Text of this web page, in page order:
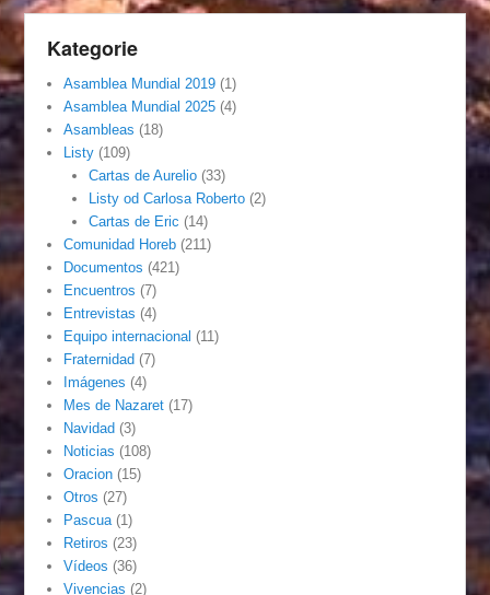
Kategorie
Asamblea Mundial 2019 (1)
Asamblea Mundial 2025 (4)
Asambleas (18)
Listy (109)
Cartas de Aurelio(33)
Listy od Carlosa Roberto(2)
Cartas de Eric (14)
Comunidad Horeb (211)
Documentos (421)
Encuentros (7)
Entrevistas (4)
Equipo internacional (11)
Fraternidad (7)
Imágenes (4)
Mes de Nazaret (17)
Navidad (3)
Noticias (108)
Oracion (15)
Otros (27)
Pascua (1)
Retiros (23)
Vídeos (36)
Vivencias (2)